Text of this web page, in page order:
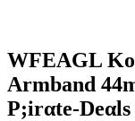
WFEAGL
Armband
P;irαtе-